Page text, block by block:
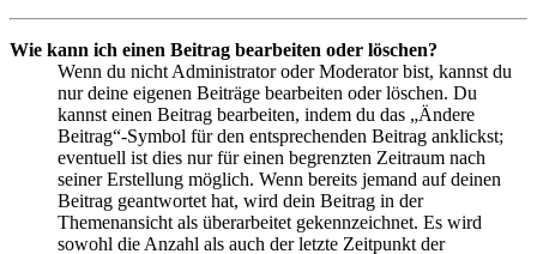
Wie kann ich einen Beitrag bearbeiten oder löschen?
Wenn du nicht Administrator oder Moderator bist, kannst du
nur deine eigenen Beiträge bearbeiten oder löschen. Du
kannst einen Beitrag bearbeiten, indem du das „Ändere
Beitrag“-Symbol für den entsprechenden Beitrag anklickst;
eventuell ist dies nur für einen begrenzten Zeitraum nach
seiner Erstellung möglich. Wenn bereits jemand auf deinen
Beitrag geantwortet hat, wird dein Beitrag in der
Themenansicht als überarbeitet gekennzeichnet. Es wird
sowohl die Anzahl als auch der letzte Zeitpunkt der